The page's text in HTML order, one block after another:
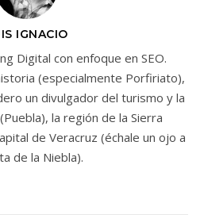
IGNACIO
Digital con enfoque en SEO.
(especialmente Porfiriato),
un divulgador del turismo y la
la región de la Sierra
de Veracruz (échale un ojo a
de la Niebla).